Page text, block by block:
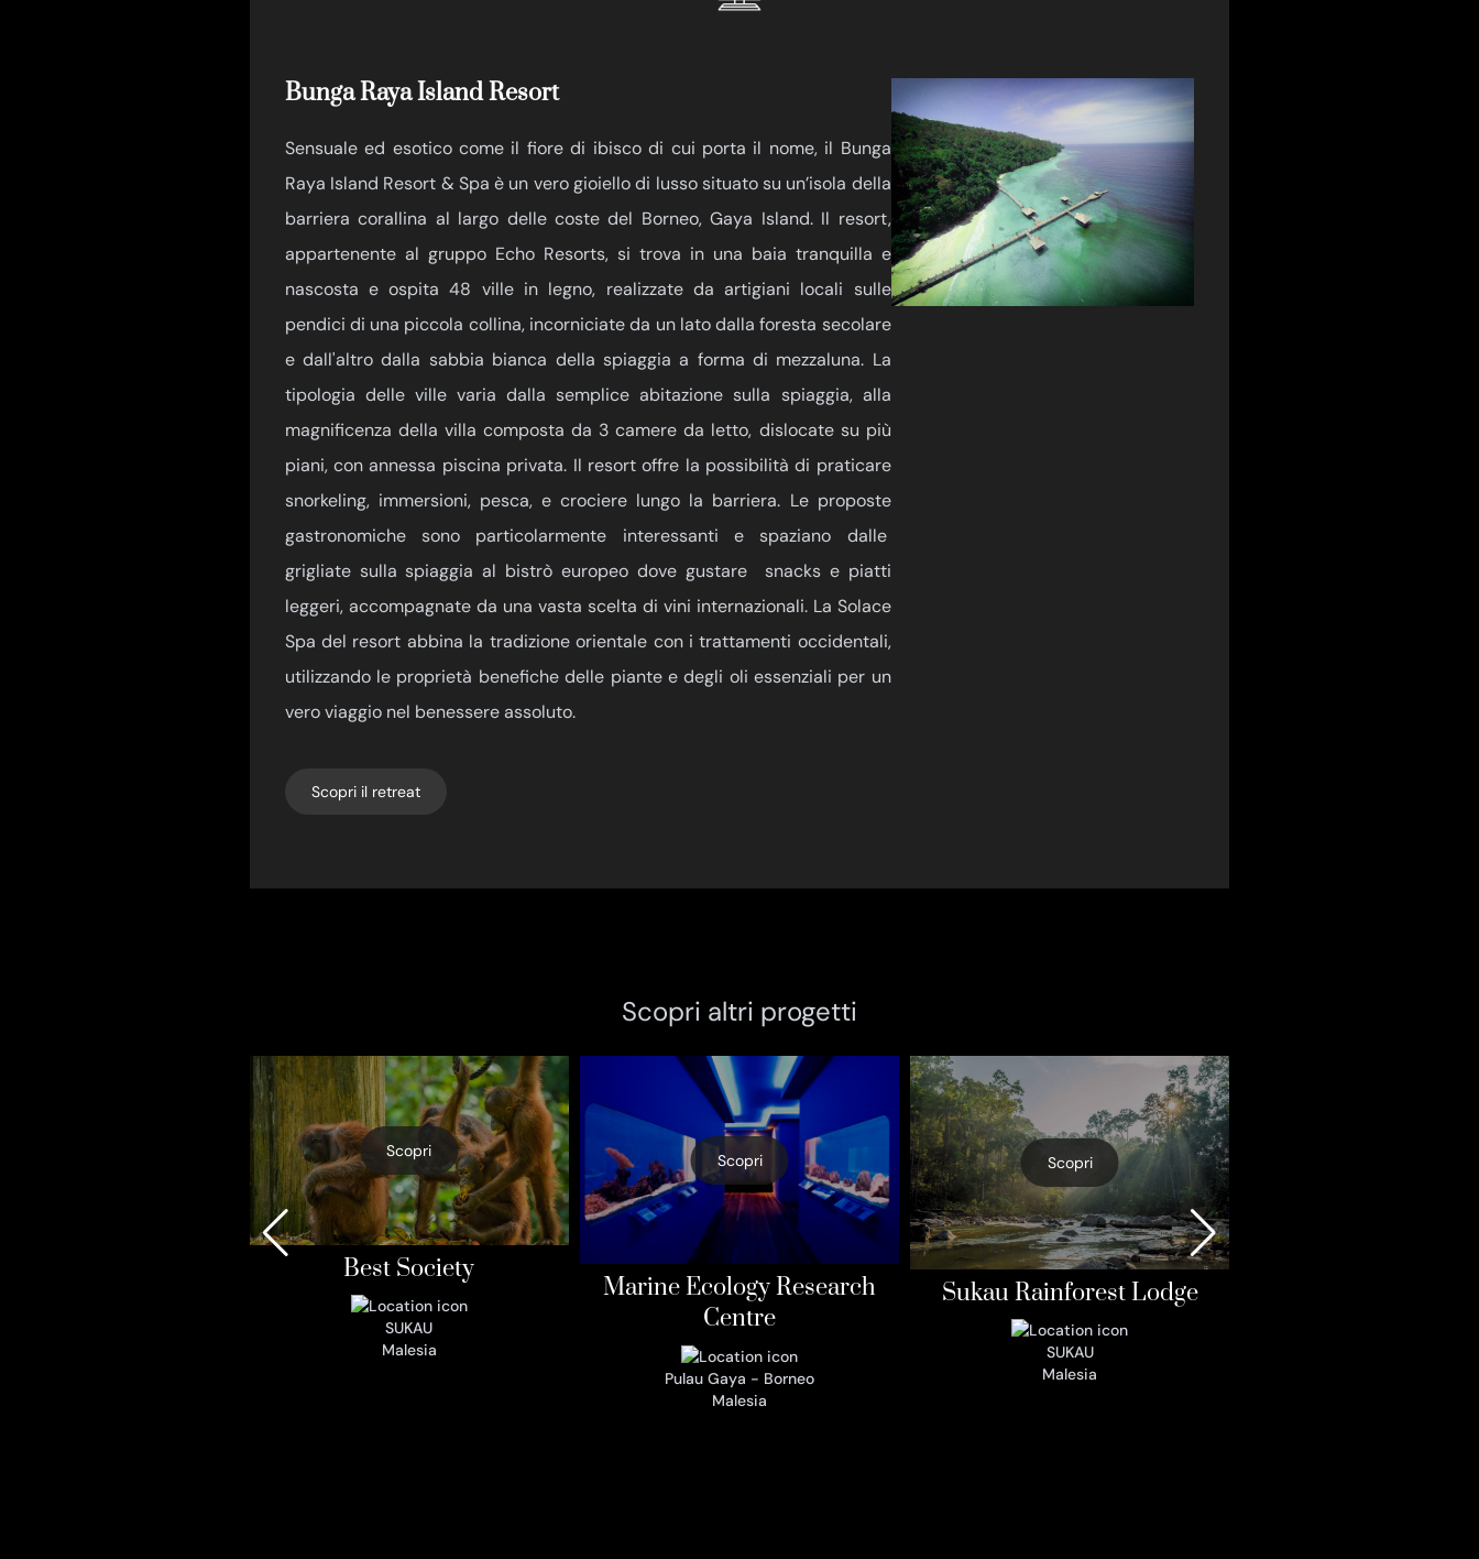
Bunga Raya Island Resort
Sensuale ed esotico come il fiore di ibisco di cui porta il nome, il Bunga
Raya Island Resort & Spa è un vero gioiello di lusso situato su un’isola della
barriera corallina al largo delle coste del Borneo, Gaya Island. Il resort,
appartenente al gruppo Echo Resorts, si trova in una baia tranquilla e
nascosta e ospita 48 ville in legno, realizzate da artigiani locali sulle
pendici di una piccola collina, incorniciate da un lato dalla foresta secolare
e dall'altro dalla sabbia bianca della spiaggia a forma di mezzaluna. La
tipologia delle ville varia dalla semplice abitazione sulla spiaggia, alla
magnificenza della villa composta da 3 camere da letto, dislocate su più
piani, con annessa piscina privata. Il resort offre la possibilità di praticare
snorkeling, immersioni, pesca, e crociere lungo la barriera. Le proposte
gastronomiche sono particolarmente interessanti e spaziano dalle
grigliate sulla spiaggia al bistrò europeo dove gustare snacks e piatti
leggeri, accompagnate da una vasta scelta di vini internazionali. La Solace
Spa del resort abbina la tradizione orientale con i trattamenti occidentali,
utilizzando le proprietà benefiche delle piante e degli oli essenziali per un
vero viaggio nel benessere assoluto.
Scopri il retreat
Scopri altri progetti
Scopri
Best Society
SUKAU
Malesia
Scopri
Marine Ecology Research
Centre
Pulau Gaya - Borneo
Malesia
Scopri
Sukau Rainforest Lodge
SUKAU
Malesia